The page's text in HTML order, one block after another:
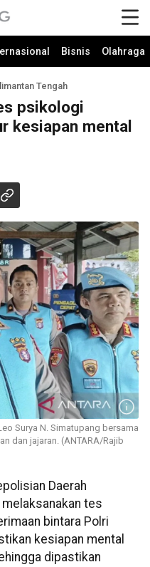
Bisnis Olahraga
Tengah
psikologi
kesiapan mental
Surya N. Simatupang bersama
dan jajaran. (ANTARA/Rajib
Daerah
tes
bintara Polri
kesiapan mental
dipastikan